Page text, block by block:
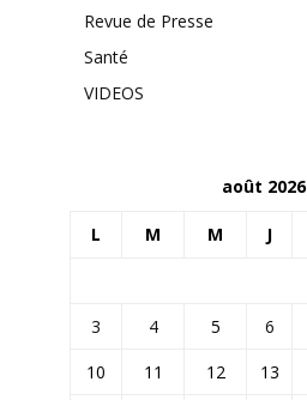
Revue de Presse
Santé
VIDEOS
août 2026
L M M J
3
4 5 6
10
11 12 13